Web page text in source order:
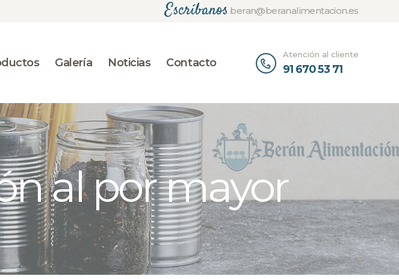
Escríbanos beran@beranalimentacion.es
Galería Noticias Contacto
Atención al cliente
91 670 53 71
al por mayor